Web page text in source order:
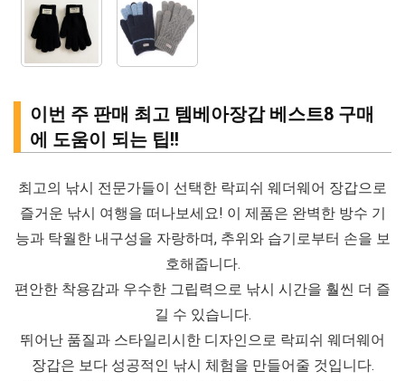
이번 주 판매 최고 템베아장갑 베스트8 구매
에 도움이 되는 팁!!
최고의 낚시 전문가들이 선택한 락피쉬 웨더웨어 장갑으로
즐거운 낚시 여행을 떠나보세요! 이 제품은 완벽한 방수 기
능과 탁월한 내구성을 자랑하며, 추위와 습기로부터 손을 보
호해줍니다.
편안한 착용감과 우수한 그립력으로 낚시 시간을 훨씬 더 즐
길 수 있습니다.
뛰어난 품질과 스타일리시한 디자인으로 락피쉬 웨더웨어
장갑은 보다 성공적인 낚시 체험을 만들어줄 것입니다.